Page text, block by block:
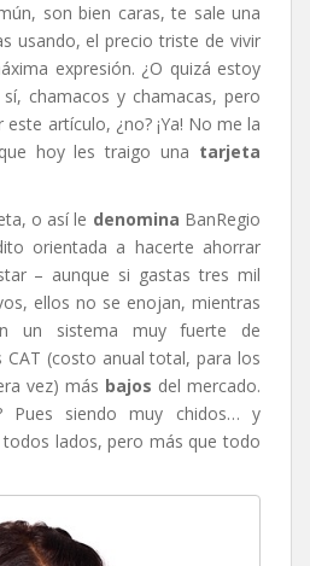
son bien caras, te sale una
usando, el precio triste de vivir
expresión. ¿O quizá estoy
sí, chamacos y chamacas, pero
artículo, ¿no? ¡Ya! No me la
hoy les traigo una tarjeta
o así le denomina BanRegio
orientada a hacerte ahorrar
– aunque si gastas tres mil
ellos no se enojan, mientras
un sistema muy fuerte de
(costo anual total, para los
vez) más bajos del mercado.
Pues siendo muy chidos… y
lados, pero más que todo